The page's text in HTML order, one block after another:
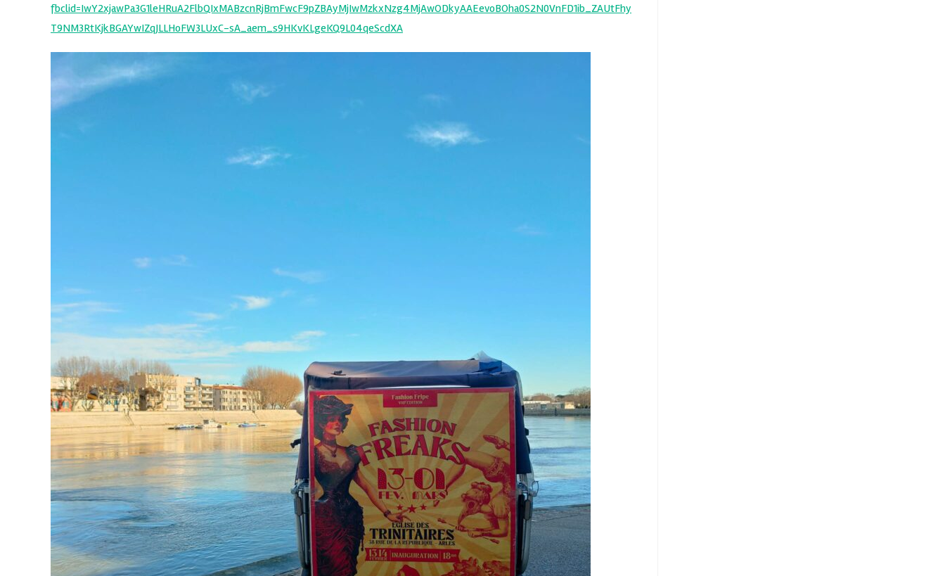
fbclid=IwY2xjawPa3G1leHRuA2FlbQIxMABzcnRjBmFwcF9pZBAyMjIwMzkxNzg4MjAwODkyAAEevoBOha0S2N0VnFD1ib_ZAUtFhy
T9NM3RtKjkBGAYwIZqJLLHoFW3LUxC-sA_aem_s9HKvKLgeKQ9L04qeScdXA